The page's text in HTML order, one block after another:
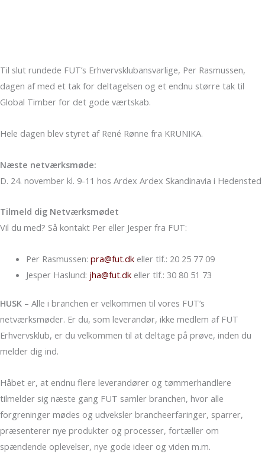
Til slut rundede FUT’s Erhvervsklubansvarlige, Per Rasmussen,
dagen af med et tak for deltagelsen og et endnu større tak til
Global Timber for det gode værtskab.
Hele dagen blev styret af René Rønne fra KRUNIKA.
Næste netværksmøde:
D. 24. november kl. 9-11 hos Ardex Ardex Skandinavia i Hedensted
Tilmeld dig Netværksmødet
Vil du med? Så kontakt Per eller Jesper fra FUT:
Per Rasmussen: pra@fut.dkeller tlf.: 20 25 77 09
Jesper Haslund: jha@fut.dkeller tlf.: 30 80 51 73
HUSK – Alle i branchen er velkommen til vores FUT’s
netværksmøder. Er du, som leverandør, ikke medlem af FUT
Erhvervsklub, er du velkommen til at deltage på prøve, inden du
melder dig ind.
Håbet er, at endnu flere leverandører og tømmerhandlere
tilmelder sig næste gang FUT samler branchen, hvor alle
forgreninger mødes og udveksler brancheerfaringer, sparrer,
præsenterer nye produkter og processer, fortæller om
spændende oplevelser, nye gode ideer og viden m.m.